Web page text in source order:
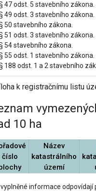
47 odst. 5 stavebního zákona.
49 odst. 3 stavebního zákona.
50 stavebního zákona.
51 odst. 3 stavebního zákona.
54 stavebního zákona.
55 odst. 1 stavebního zákona.
188 odst. 1 a 2 stavebního
k registračnímu listu
10 ha
číslo
Název
katastrálního
území
informace odpovídají